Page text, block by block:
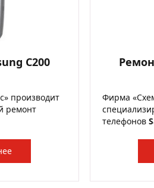
C200
производит
ремонт
Фирма
телефонов